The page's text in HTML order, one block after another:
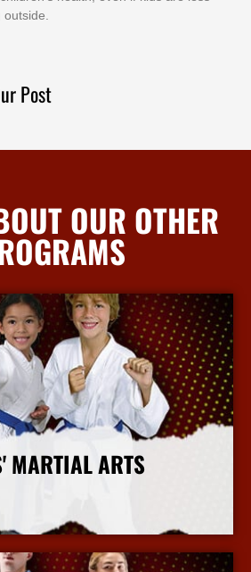
Post
OUR OTHER
MARTIAL ARTS